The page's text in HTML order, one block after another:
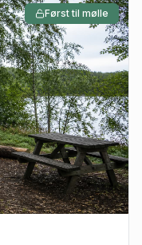
Først til mølle